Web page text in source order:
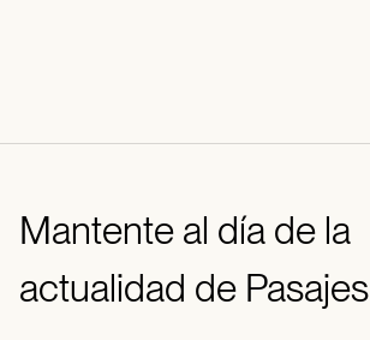
Mantente al día de la
actualidad de Pasajes